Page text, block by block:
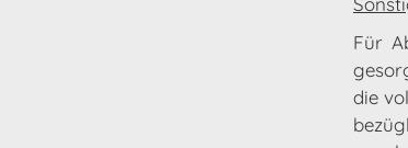
Für
die